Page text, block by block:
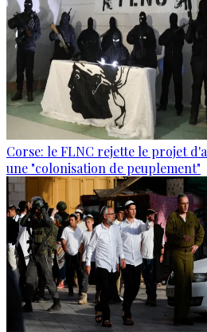
Corse: le FLNC rejette le projet
une "colonisation de peuplement"